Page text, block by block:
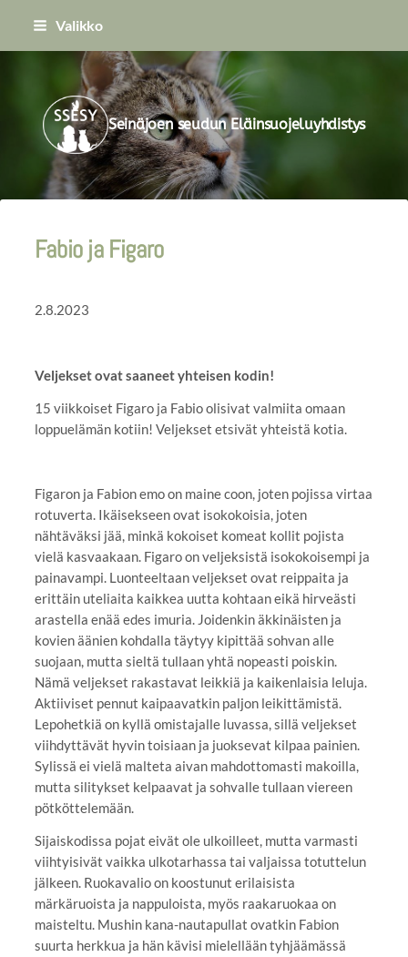
Siirry
Valikko
Seinäjoen seudun Eläinsuojeluyhdistys
Fabio ja Figaro
2.8.2023
Veljekset ovat saaneet yhteisen kodin!
15 viikkoiset Figaro ja Fabio olisivat valmiita omaan
loppuelämän kotiin! Veljekset etsivät yhteistä kotia.
Figaron ja Fabion emo on maine coon, joten pojissa virtaa
rotuverta. Ikäisekseen ovat isokokoisia, joten
nähtäväksi jää, minkä kokoiset komeat kollit pojista
vielä kasvaakaan. Figaro on veljeksistä isokokoisempi ja
painavampi. Luonteeltaan veljekset ovat reippaita ja
erittäin uteliaita kaikkea uutta kohtaan eikä hirveästi
arastella enää edes imuria. Joidenkin äkkinäisten ja
kovien äänien kohdalla täytyy kipittää sohvan alle
suojaan, mutta sieltä tullaan yhtä nopeasti poiskin.
Nämä veljekset rakastavat leikkiä ja kaikenlaisia leluja.
Aktiiviset pennut kaipaavatkin paljon leikittämistä.
Lepohetkiä on kyllä omistajalle luvassa, sillä veljekset
viihdyttävät hyvin toisiaan ja juoksevat kilpaa painien.
Sylissä ei vielä malteta aivan mahdottomasti makoilla,
mutta silitykset kelpaavat ja sohvalle tullaan viereen
pötköttelemään.
Sijaiskodissa pojat eivät ole ulkoilleet, mutta varmasti
viihtyisivät vaikka ulkotarhassa tai valjaissa totuttelun
jälkeen. Ruokavalio on koostunut erilaisista
märkäruoista ja nappuloista, myös raakaruokaa on
maisteltu. Mushin kana-nautapullat ovatkin Fabion
suurta herkkua ja hän kävisi mielellään tyhjäämässä